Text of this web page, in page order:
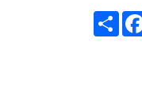
Share